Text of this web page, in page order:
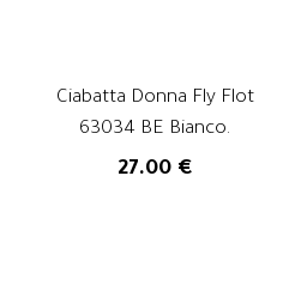
Ciabatta Donna Fly Flot
63034 BE Bianco.
27.00 €